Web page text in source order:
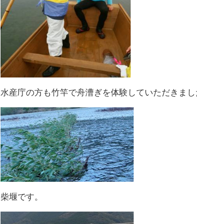
水産庁の方も竹竿で舟漕ぎを体験していただきま
柴堰です。